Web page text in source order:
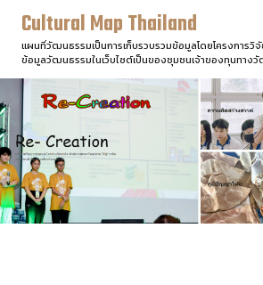
Cultural Map Thailand
แผนที่วัฒนธรรมเป็นการเก็บรวบรวมข้อมูลโดยโครงการวิ
ข้อมูลวัฒนธรรมในเว็บไซต์เป็นของชุมชนเจ้าของทุนทาง